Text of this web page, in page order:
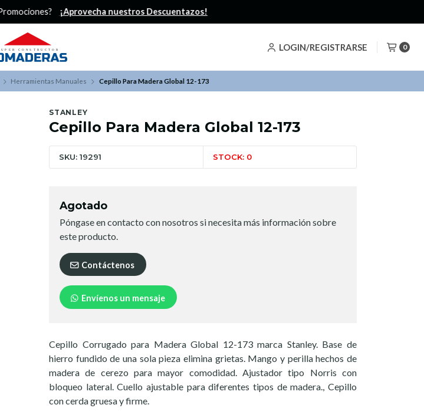
LOGIN/REGISTRARSE 0
¡Aprovecha nuestros Descuentazos!
Herramientas Manuales Cepillo Para Madera Global 12-173
STANLEY
Cepillo Para Madera Global 12-173
SKU: 19291 STOCK: 0
Agotado
Póngase en contacto con nosotros si necesita más información sobre
este producto.
Contáctenos
Envíenos un mensaje
Cepillo Corrugado para Madera Global 12-173 marca Stanley. Base de
hierro fundido de una sola pieza elimina grietas. Mango y perilla hechos de
madera de cerezo para mayor comodidad. Ajustador tipo Norris con
bloqueo lateral. Cuello ajustable para diferentes tipos de madera., Cepillo
con cerda gruesa y firme.